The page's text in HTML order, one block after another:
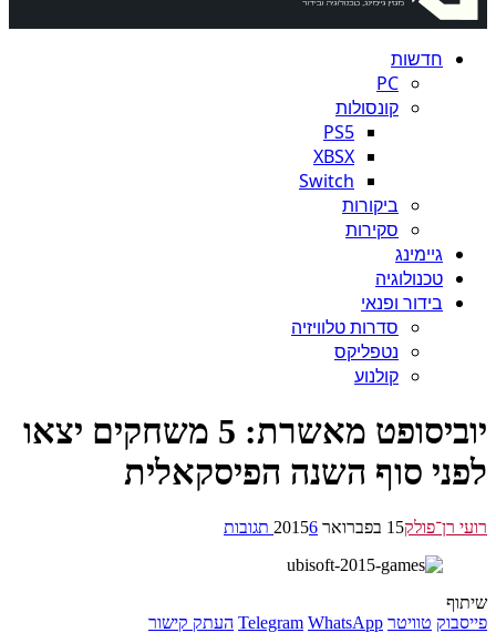
חדשות
PC
קונסולות
PS5
XBSX
Switch
ביקורות
סקירות
גיימינג
טכנולוגיה
בידור ופנאי
סדרות טלוויזיה
נטפליקס
קולנוע
יוביסופט מאשרת: 5 משחקים יצאו
סוף השנה הפיסקאלית
רן־פולק15 בפברואר 2015 6 תגובות
טוויטר Telegram WhatsApp העתק קישור